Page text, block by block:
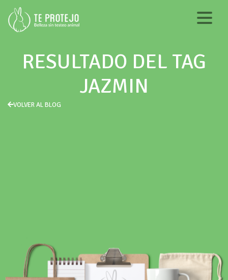
RESULTADO DEL TAG
JAZMIN
VOLVER AL BLOG